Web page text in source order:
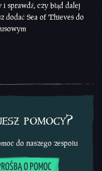
sprawdź, czy błąd dalej
dodać Sea of Thieves do
pomocy?
do naszego zespołu
O POMOC